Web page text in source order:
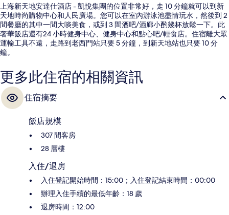
上海新天地安達仕酒店 - 凱悅集團的位置非常好，走 10 分鐘就可以到新
天地時尚購物中心和人民廣場。您可以在室內游泳池盡情玩水，然後到 2
間餐廳的其中一間大啖美食，或到 3 間酒吧/酒廊小酌幾杯放鬆一下。此
奢華飯店還有24 小時健身中心、健身中心和點心吧/輕食店。住宿離大眾
運輸工具不遠，走路到老西門站只要 5 分鐘，到新天地站也只要 10 分
鐘。
更多此住宿的相關資訊
住宿摘要
飯店規模
307 間客房
28 層樓
入住/退房
入住登記開始時間：15:00；入住登記結束時間：00:00
辦理入住手續的最低年齡：18 歲
退房時間：12:00